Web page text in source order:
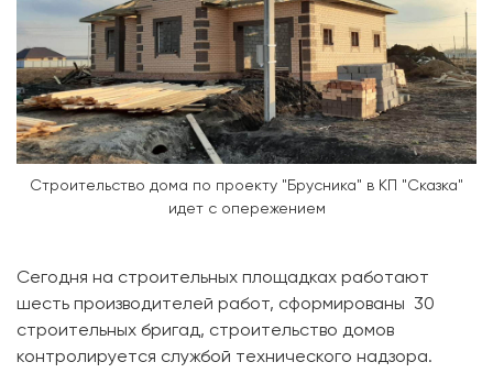
Строительство дома по проекту "Брусника" в КП "Сказка"
идет с опережением
Сегодня на строительных площадках работают
шесть производителей работ, сформированы 30
строительных бригад, строительство домов
контролируется службой технического надзора.